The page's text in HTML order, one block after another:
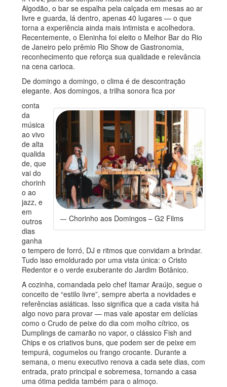
Algodão, o bar se espalha pela calçada em mesas ao ar
livre e guarda, lá dentro, apenas 40 lugares — o que
torna a experiência ainda mais intimista e acolhedora.
Recentemente, o Eleninha foi eleito o Melhor Bar do Rio
de Janeiro pelo prêmio Rio Show de Gastronomia,
reconhecimento que reforça sua qualidade e relevância
na cena carioca.
De domingo a domingo, o clima é de descontração
elegante. Aos domingos, a trilha sonora fica por
Chorinho aos Domingos – G2 Films
conta
da
música
ao vivo
de alta
qualida
de, que
vai do
chorinh
o ao
jazz, e
em
outros
dias
ganha
o tempero de forró, DJ e ritmos que convidam a brindar.
Tudo isso emoldurado por uma vista única: o Cristo
Redentor e o verde exuberante do Jardim Botânico.
A cozinha, comandada pelo chef Itamar Araújo, segue o
conceito de “estilo livre”, sempre aberta a novidades e
referências asiáticas. Isso significa que a cada visita há
algo novo para provar — mas vale apostar em delícias
como o Crudo de peixe do dia com molho cítrico, os
Dumplings de camarão no vapor, o clássico Fish and
Chips e os criativos buns, que podem ser de peixe em
tempurá, cogumelos ou frango crocante. Durante a
semana, o menu executivo renova a cada sete dias, com
entrada, prato principal e sobremesa, tornando a casa
uma ótima pedida também para o almoço.